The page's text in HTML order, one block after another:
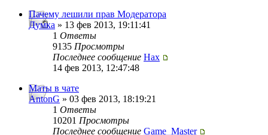
Пачему лешили прав Модератора
Думка » 13 фев 2013, 19:11:41
1 Ответы
9135 Просмотры
Последнее сообщение Нах
14 фев 2013, 12:47:48
Маты в чате
AntonG » 03 фев 2013, 18:19:21
1 Ответы
10201 Просмотры
Последнее сообщение Game_Master